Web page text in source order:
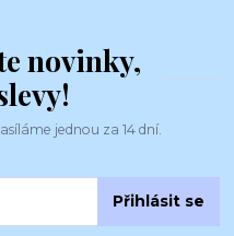
novinky,
jednou za 14 dní.
Přihlásit se